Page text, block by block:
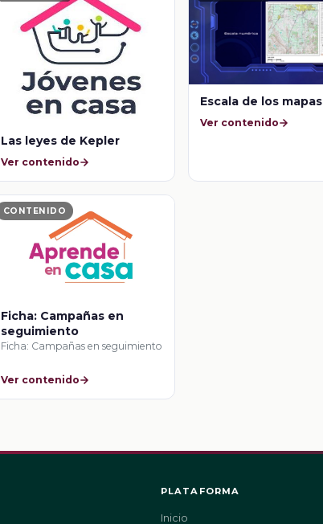
Las leyes de Kepler
Ver contenido
Escala de los mapas
Ver contenido
CONTENIDO
Ficha: Campañas en
seguimiento
Ficha: Campañas en seguimiento
Ver contenido
PLATAFORMA
Inicio